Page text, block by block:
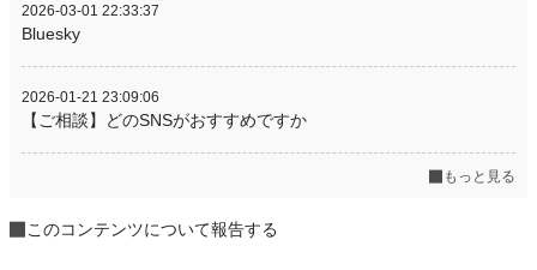
2026-03-01 22:33:37
Bluesky
2026-01-21 23:09:06
【ご相談】どのSNSがおすすめですか
もっと見る
このコンテンツについて報告する